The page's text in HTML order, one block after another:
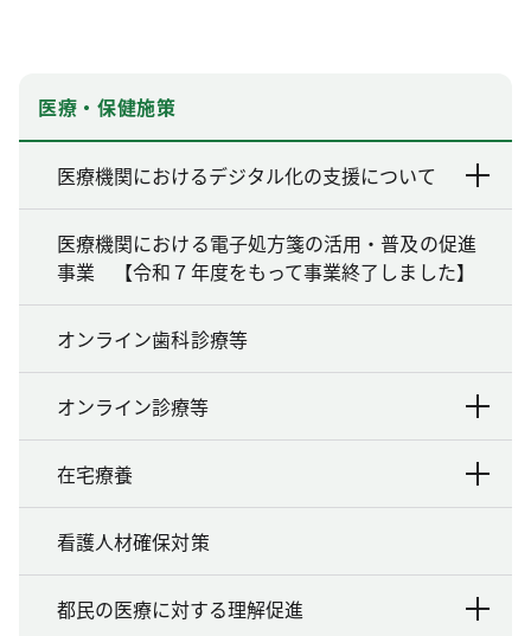
医療・保健施策
医療機関におけるデジタル化の支援について
医療機関における電子処方箋の活用・普及の促進
事業 【令和７年度をもって事業終了しました】
オンライン歯科診療等
オンライン診療等
在宅療養
看護人材確保対策
都民の医療に対する理解促進